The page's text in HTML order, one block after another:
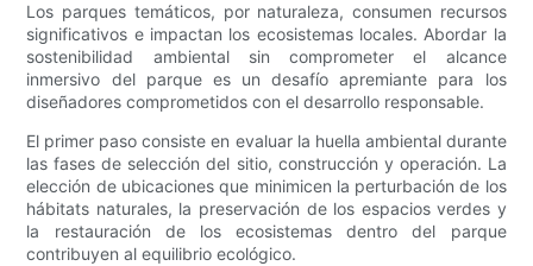
Los parques temáticos, por naturaleza, consumen recursos
significativos e impactan los ecosistemas locales. Abordar la
sostenibilidad ambiental sin comprometer el alcance
inmersivo del parque es un desafío apremiante para los
diseñadores comprometidos con el desarrollo responsable.
El primer paso consiste en evaluar la huella ambiental durante
las fases de selección del sitio, construcción y operación. La
elección de ubicaciones que minimicen la perturbación de los
hábitats naturales, la preservación de los espacios verdes y
la restauración de los ecosistemas dentro del parque
contribuyen al equilibrio ecológico.